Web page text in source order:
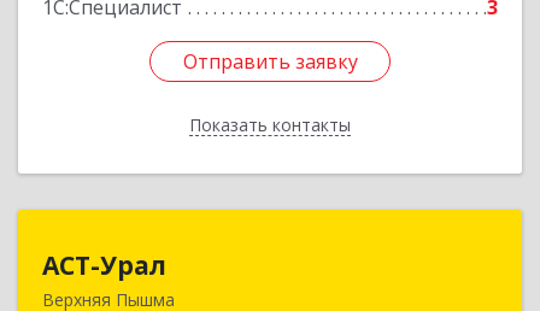
1С:Специалист
3
Отправить заявку
Показать контакты
Отправить заявку
Назад
АСТ-Урал
Верхняя Пышма
624090, Свердловская обл, Верхняя Пышма г,